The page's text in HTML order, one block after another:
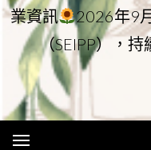
業資訊
2026年9
（SEIPP），